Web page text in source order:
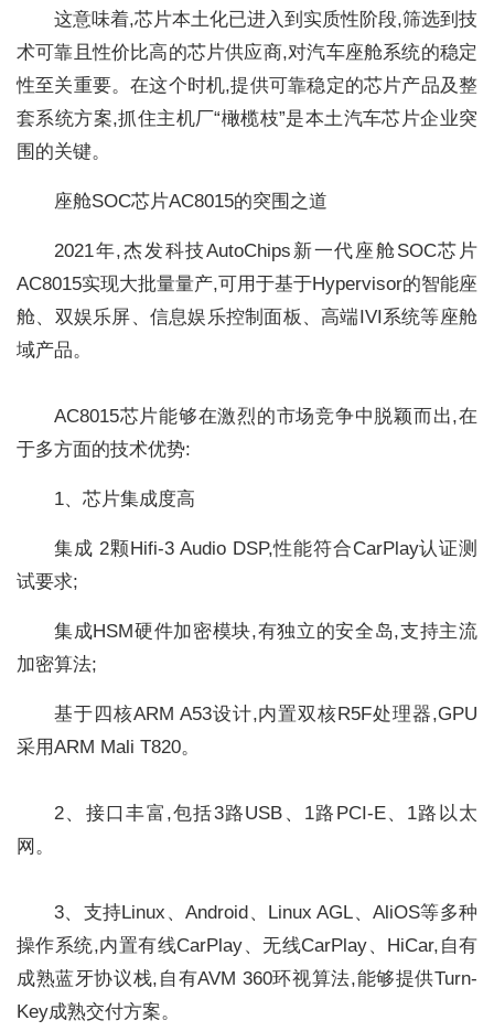
这意味着,芯片本土化已进入到实质性阶段,筛选到技
术可靠且性价比高的芯片供应商,对汽车座舱系统的稳定
性至关重要。在这个时机,提供可靠稳定的芯片产品及整
套系统方案,抓住主机厂“橄榄枝”是本土汽车芯片企业突
围的关键。
座舱SOC芯片AC8015的突围之道
2021年,杰发科技AutoChips新一代座舱SOC芯片
AC8015实现大批量量产,可用于基于Hypervisor的智能座
舱、双娱乐屏、信息娱乐控制面板、高端IVI系统等座舱
域产品。
AC8015芯片能够在激烈的市场竞争中脱颖而出,在
于多方面的技术优势:
1、芯片集成度高
集成 2颗Hifi-3 Audio DSP,性能符合CarPlay认证测
试要求;
集成HSM硬件加密模块,有独立的安全岛,支持主流
加密算法;
基于四核ARM A53设计,内置双核R5F处理器,GPU
采用ARM Mali T820。
2、接口丰富,包括3路USB、1路PCI-E、1路以太
网。
3、支持Linux、Android、Linux AGL、AliOS等多种
操作系统,内置有线CarPlay、无线CarPlay、HiCar,自有
成熟蓝牙协议栈,自有AVM 360环视算法,能够提供Turn-
Key成熟交付方案。